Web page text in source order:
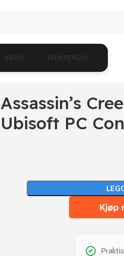
XBOX NINTENDO
Assassin’s
Ubisoft PC
✔